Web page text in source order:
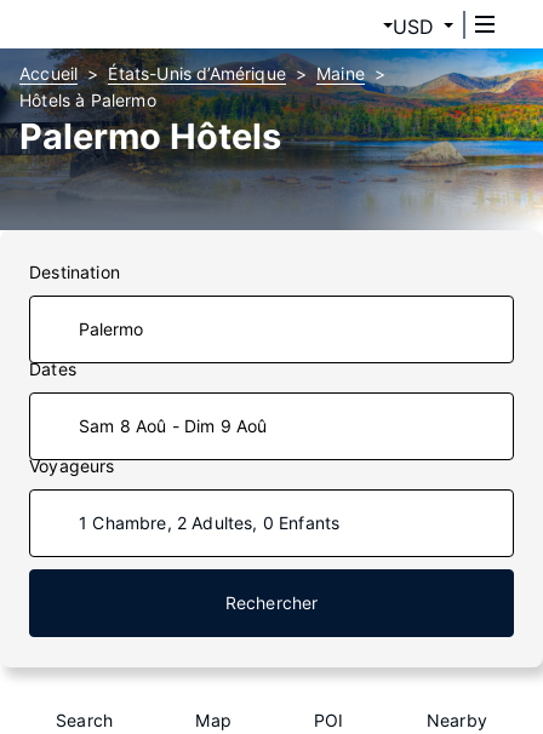
USD
Accueil États-Unis d’Amérique
Maine
Hôtels à Palermo
Palermo Hôtels
Destination
Dates
Sam 8 Aoû - Dim 9 Aoû
Voyageurs
1 Chambre, 2 Adultes, 0 Enfants
Rechercher
Search Map POI Nearby